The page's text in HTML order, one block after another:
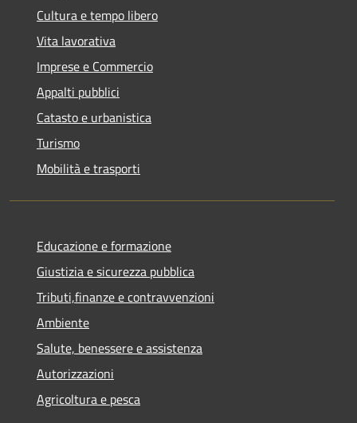
Cultura e tempo libero
Vita lavorativa
Imprese e Commercio
Appalti pubblici
Catasto e urbanistica
Turismo
Mobilità e trasporti
Educazione e formazione
Giustizia e sicurezza pubblica
Tributi,finanze e contravvenzioni
Ambiente
Salute, benessere e assistenza
Autorizzazioni
Agricoltura e pesca